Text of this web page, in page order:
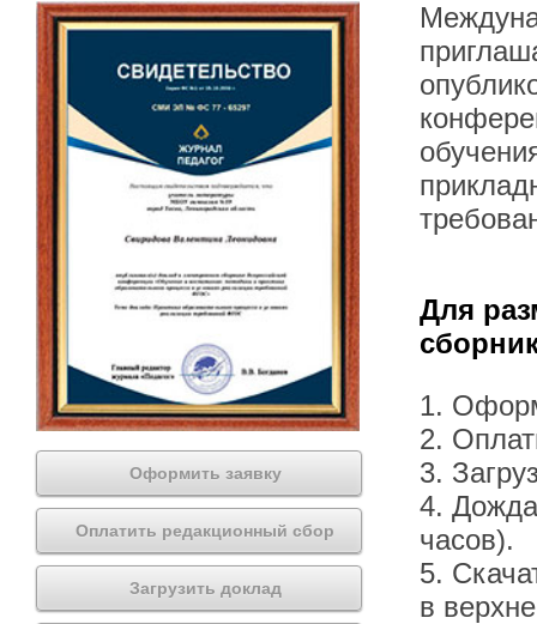
Оформить заявку
Оплатить редакционный сбор
Загрузить доклад
Для
1.
2.
3.
4.
часов).
5.
в